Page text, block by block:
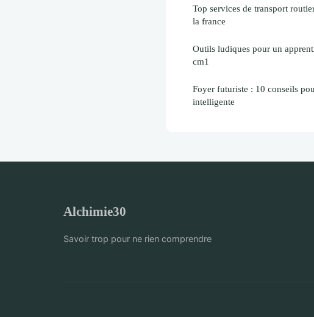
Top services de transport
la france
Outils ludiques pour un
cm1
Foyer futuriste : 10 conseils
intelligente
Alchimie30
Savoir trop pour ne rien comprendre